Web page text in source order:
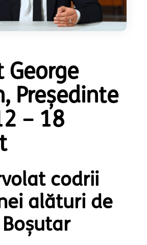
George
Președinte
– 18
codrii
alături de
Boșutar